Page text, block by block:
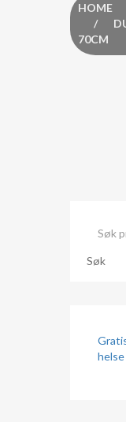
HOME
/
70CM
etter:
Søk
helse